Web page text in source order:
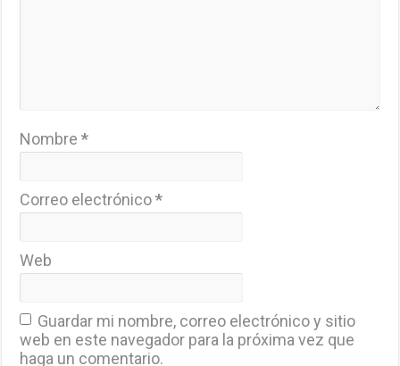
Nombre*
Correo electrónico*
Web
Guardar mi nombre, correo electrónico y sitio
web en este navegador para la próxima vez que
haga un comentario.